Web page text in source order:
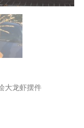
大龙虾摆件